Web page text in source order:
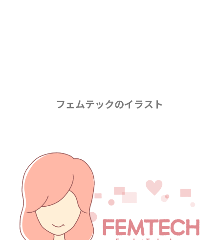
フェムテックのイラスト